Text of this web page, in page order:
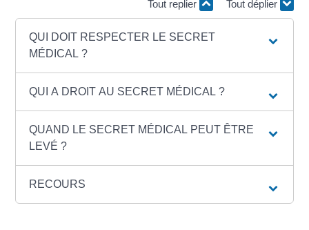
Tout replier Tout déplier
QUI DOIT RESPECTER LE SECRET
MÉDICAL ?
QUI A DROIT AU SECRET MÉDICAL ?
QUAND LE SECRET MÉDICAL PEUT ÊTRE
LEVÉ ?
RECOURS